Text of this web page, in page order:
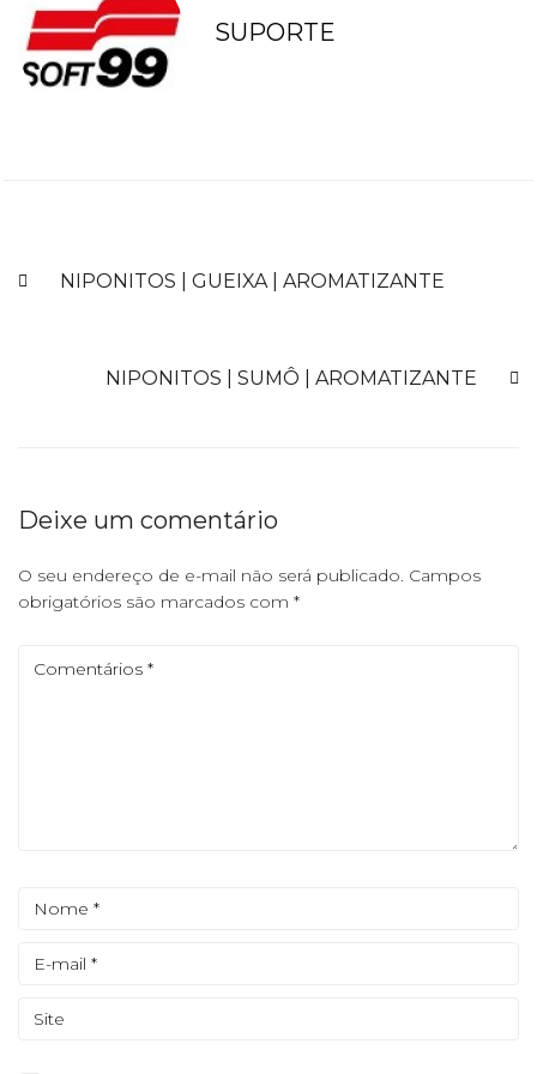
SUPORTE
NIPONITOS | GUEIXA | AROMATIZANTE
NIPONITOS | SUMÔ | AROMATIZANTE
Deixe um comentário
O seu endereço de e-mail não será publicado. Campos
obrigatórios são marcados com *